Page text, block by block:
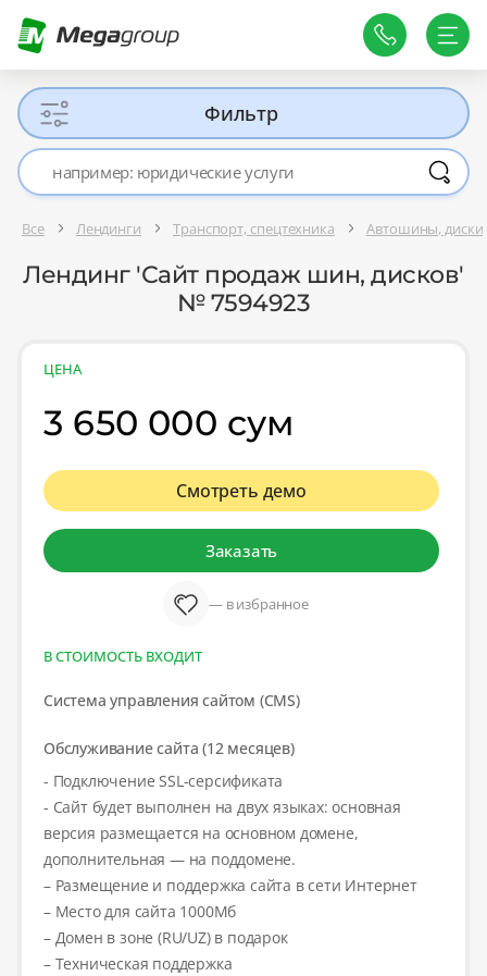
Фильтр
Все Лендинги Транспорт, спецтехника Автошины, диски
Лендинг 'Сайт продаж шин, дисков'
№ 7594923
ЦЕНА
3 650 000 сум
Смотреть демо
Заказать
— в избранное
В СТОИМОСТЬ ВХОДИТ
Система управления сайтом (CMS)
Обслуживание сайта (12 месяцев)
- Подключение SSL-серсификата
- Сайт будет выполнен на двух языках: основная
версия размещается на основном домене,
дополнительная — на поддомене.
– Размещение и поддержка сайта в сети Интернет
– Место для сайта 1000Мб
– Домен в зоне (RU/UZ) в подарок
– Техническая поддержка